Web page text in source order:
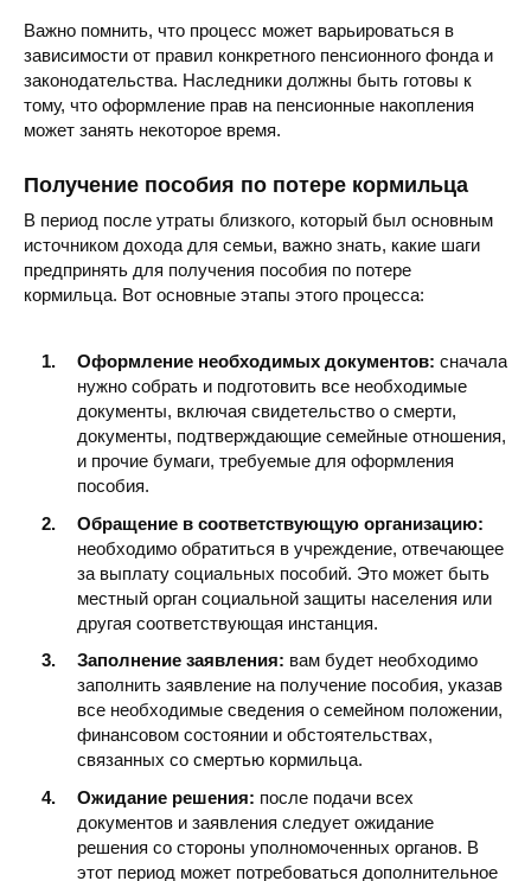
Важно помнить, что процесс может варьироваться в
зависимости от правил конкретного пенсионного фонда и
законодательства. Наследники должны быть готовы к
тому, что оформление прав на пенсионные накопления
может занять некоторое время.
Получение пособия по потере кормильца
В период после утраты близкого, который был основным
источником дохода для семьи, важно знать, какие шаги
предпринять для получения пособия по потере
кормильца. Вот основные этапы этого процесса:
Оформление необходимых документов: сначала
нужно собрать и подготовить все необходимые
документы, включая свидетельство о смерти,
документы, подтверждающие семейные отношения,
и прочие бумаги, требуемые для оформления
пособия.
Обращение в соответствующую организацию:
необходимо обратиться в учреждение, отвечающее
за выплату социальных пособий. Это может быть
местный орган социальной защиты населения или
другая соответствующая инстанция.
Заполнение заявления: вам будет необходимо
заполнить заявление на получение пособия, указав
все необходимые сведения о семейном положении,
финансовом состоянии и обстоятельствах,
связанных со смертью кормильца.
Ожидание решения: после подачи всех
документов и заявления следует ожидание
решения со стороны уполномоченных органов. В
этот период может потребоваться дополнительное